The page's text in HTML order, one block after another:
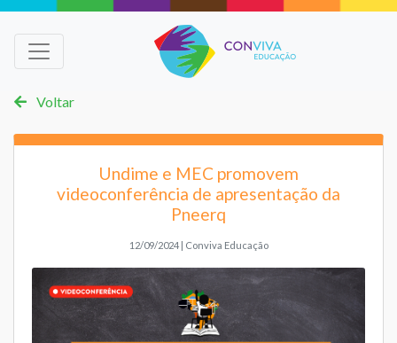
Voltar
Undime e MEC promovem
videoconferência de apresentação da
Pneerq
12/09/2024 | Conviva Educação